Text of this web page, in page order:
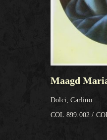
Maagd
Dolci, Carlino
COL 899.002 /